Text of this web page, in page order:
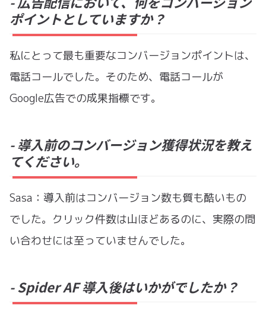
ポイントとしていますか？
私にとって最も重要なコンバージョンポイントは、
電話コールでした。そのため、電話コールが
Google広告での成果指標です。
- 導入前のコンバージョン獲得状況を教え
てください。
Sasa：導入前はコンバージョン数も質も酷いもの
でした。クリック件数は山ほどあるのに、実際の問
い合わせには至っていませんでした。
- Spider AF 導入後はいかがでしたか？